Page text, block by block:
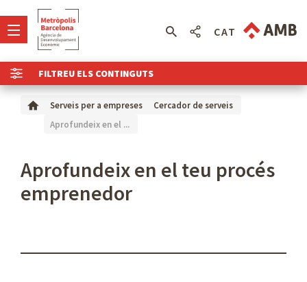
FILTREU ELS CONTINGUTS
CAT
Serveis per a empreses
Cercador de serveis
Aprofundeix en el ...
Aprofundeix en el teu procés
emprenedor